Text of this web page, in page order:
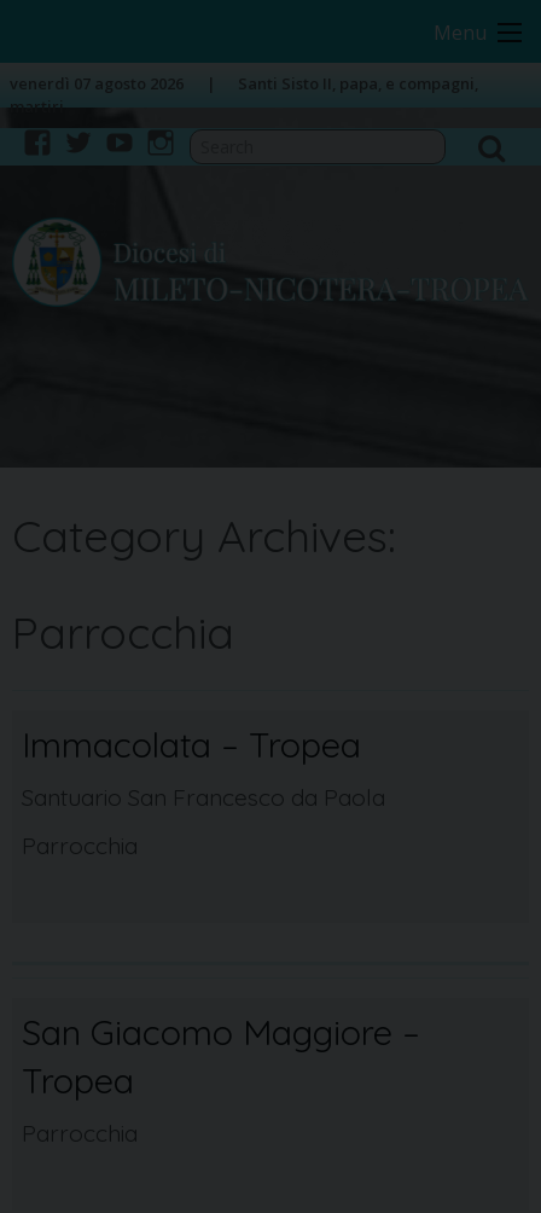
content
Menu
venerdì 07 agosto 2026
Santi Sisto II, papa, e compagni,
martiri
facebook
twitteryoutubeinstagram
Category Archives:
Parrocchia
Immacolata – Tropea
Santuario San Francesco da Paola
Parrocchia
San Giacomo Maggiore –
Tropea
Parrocchia